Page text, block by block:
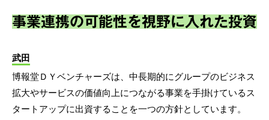
事業連携の可能性を視野に入れた投資
武田
博報堂ＤＹベンチャーズは、中長期的にグループのビジネス
拡大やサービスの価値向上につながる事業を手掛けているス
タートアップに出資することを一つの方針としています。